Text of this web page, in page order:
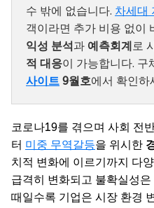
수 밖에 없습니다. 차세대
객이라면 추가 비용 없이
익성 분석 과 예측회계 로
적 대응이 가능합니다. 구
사이트 9월호에서 확인하
코로나19를 겪으며 사회 전
터 미중 무역갈등을 위시한
치적 변화에 이르기까지 다
급격히 변화되고 불확실성
때일수록 기업은 시장 환경